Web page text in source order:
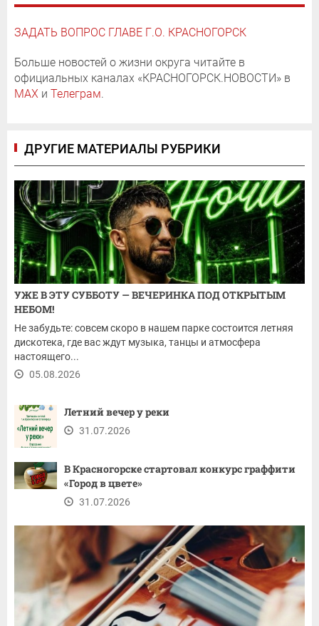
ЗАДАТЬ ВОПРОС ГЛАВЕ Г.О. КРАСНОГОРСК
Больше новостей о жизни округа читайте в
официальных каналах «КРАСНОГОРСК.НОВОСТИ» в
MAX и Телеграм.
ДРУГИЕ МАТЕРИАЛЫ РУБРИКИ
УЖЕ В ЭТУ СУББОТУ — ВЕЧЕРИНКА ПОД ОТКРЫТЫМ
НЕБОМ!
Не забудьте: совсем скоро в нашем парке состоится летняя
дискотека, где вас ждут музыка, танцы и атмосфера
настоящего...
05.08.2026
Летний вечер у реки
31.07.2026
В Красногорске стартовал конкурс граффити
«Город в цвете»
31.07.2026